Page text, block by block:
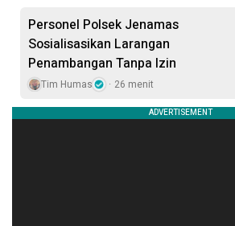
Personel Polsek Jenamas
Sosialisasikan Larangan
Penambangan Tanpa Izin
Tim Humas 26 menit